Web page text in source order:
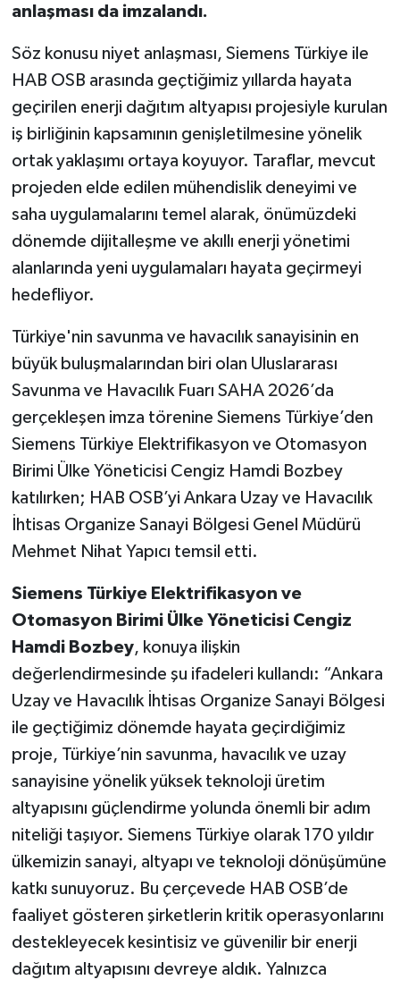
anlaşması da imzalandı.
Söz konusu niyet anlaşması, Siemens Türkiye ile
HAB OSB arasında geçtiğimiz yıllarda hayata
geçirilen enerji dağıtım altyapısı projesiyle kurulan
iş birliğinin kapsamının genişletilmesine yönelik
ortak yaklaşımı ortaya koyuyor. Taraflar, mevcut
projeden elde edilen mühendislik deneyimi ve
saha uygulamalarını temel alarak, önümüzdeki
dönemde dijitalleşme ve akıllı enerji yönetimi
alanlarında yeni uygulamaları hayata geçirmeyi
hedefliyor.
Türkiye'nin savunma ve havacılık sanayisinin en
büyük buluşmalarından biri olan Uluslararası
Savunma ve Havacılık Fuarı SAHA 2026’da
gerçekleşen imza törenine Siemens Türkiye’den
Siemens Türkiye Elektrifikasyon ve Otomasyon
Birimi Ülke Yöneticisi Cengiz Hamdi Bozbey
katılırken; HAB OSB’yi Ankara Uzay ve Havacılık
İhtisas Organize Sanayi Bölgesi Genel Müdürü
Mehmet Nihat Yapıcı temsil etti.
Siemens Türkiye Elektrifikasyon ve
Otomasyon Birimi Ülke Yöneticisi Cengiz
Hamdi Bozbey, konuya ilişkin
değerlendirmesinde şu ifadeleri kullandı: “Ankara
Uzay ve Havacılık İhtisas Organize Sanayi Bölgesi
ile geçtiğimiz dönemde hayata geçirdiğimiz
proje, Türkiye’nin savunma, havacılık ve uzay
sanayisine yönelik yüksek teknoloji üretim
altyapısını güçlendirme yolunda önemli bir adım
niteliği taşıyor. Siemens Türkiye olarak 170 yıldır
ülkemizin sanayi, altyapı ve teknoloji dönüşümüne
katkı sunuyoruz. Bu çerçevede HAB OSB’de
faaliyet gösteren şirketlerin kritik operasyonlarını
destekleyecek kesintisiz ve güvenilir bir enerji
dağıtım altyapısını devreye aldık. Yalnızca